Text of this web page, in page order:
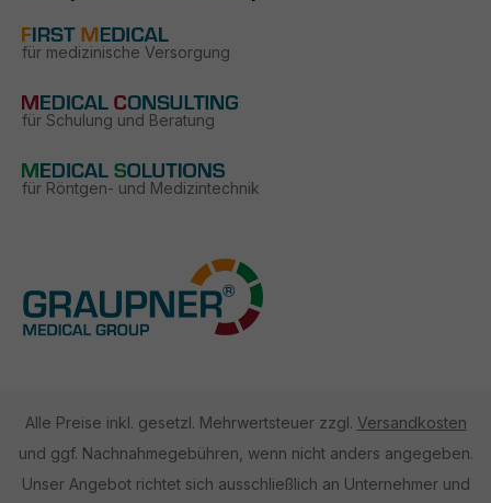
für medizinische Versorgung
für Schulung und Beratung
für Röntgen- und Medizintechnik
Alle Preise inkl. gesetzl. Mehrwertsteuer zzgl. Versandkosten
und ggf. Nachnahmegebühren, wenn nicht anders angegeben.
Unser Angebot richtet sich ausschließlich an Unternehmer und